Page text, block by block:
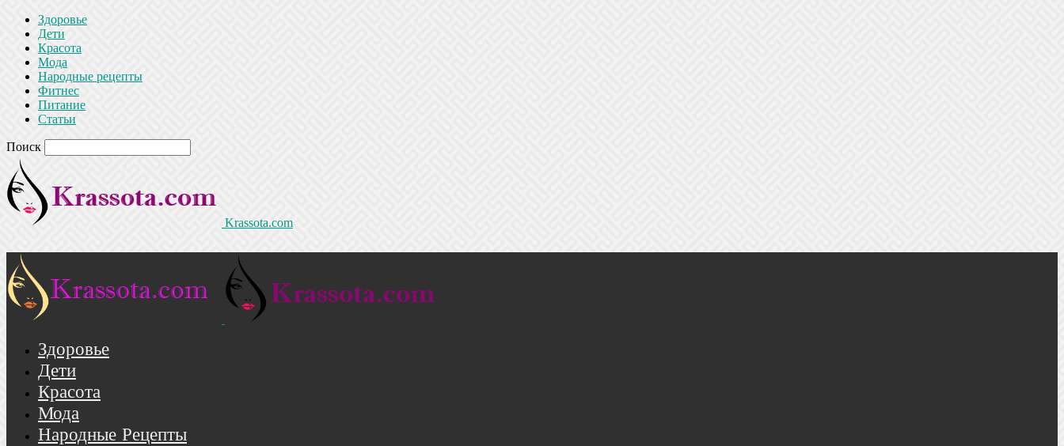
Здоровье
Дети
Красота
Мода
Народные рецепты
Фитнес
Питание
Статьи
Поиск
Krassota.com
Здоровье
Дети
Красота
Мода
Народные Рецепты